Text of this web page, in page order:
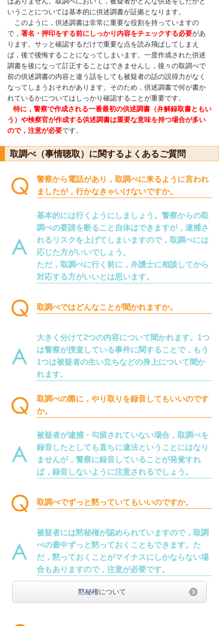
いうことについては基本的に供述調書が証拠となります。
このように，供述調書は非常に重要な役割を持っていますの
で， 署名・押印をする前にしっかり内容をチェックする必要があ
ります。サッと確認するだけで重要な点を読み飛ばしてしまえ
ば，後で後悔することになってしまいます。一度作成された供述
調書を後になって訂正することはできませんし，後々の取調べで
前の供述調書の内容と違う話をしても被疑者の話の説得力がなく
なってしまうおそれがあります。そのため，供述調書で何が書か
れているかについてはしっかり確認することが重要です。
特に，警察で作成される一番最初の供述調書（弁解録取書ともい
う）や検察官が作成する供述調書は重要な意味を持つ場合が多い
ので，注意が必要です。
取調べ（事情聴取）に関するよくあるご質問
警察から電話があり，取調べに来るように言われ
ましたが，行かなきゃいけないですか。
基本的には行くようにしましょう。警察からの取
調べの要請を断ること自体はできますが，逮捕さ
れるリスクを上げてしまいますので，取調べには
応じた方がいいでしょう。
ただ，取調べに行く前に，弁護士に相談してから
対応する方がいいとは思います。
取調べではどんなことが聞かれますか。
大きく分けて2つの内容について聞かれます。1つ
は警察が捜査している事件に関することで，もう
1つは被疑者の生い立ちなどの身上について聞か
れます。
取調べの際に，やり取りを録音してもいいのです
か。
被疑者が逮捕・勾留されていない場合，取調べを
録音したとしても直ちに違法ということにはなり
ませんが，警察に録音していることが発覚すれ
ば，録音しないように注意されるでしょう。
取調べでずっと黙っていてもいいのですか。
被疑者には黙秘権が認められていますので，取調
べの最中ずっと黙っておくこともできます。た
だ，黙っておくことがマイナスにしかならない場
合もありますので，注意が必要です。
黙秘権について